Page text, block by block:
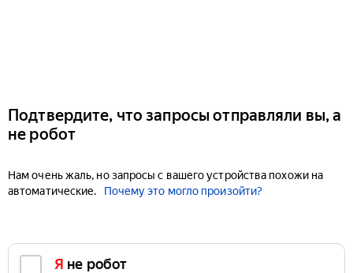
Подтвердите, что запросы отправляли вы, а
не робот
Нам очень жаль, но запросы с вашего устройства похожи на
автоматические.
Почему это могло произойти?
Я не робот